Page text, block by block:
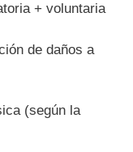
+ voluntaria
de daños a
(según la